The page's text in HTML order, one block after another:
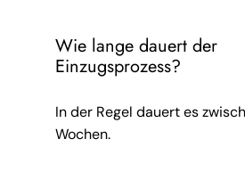
Wie lange dauert der
Einzugsprozess?
In der Regel dauert es
Wochen.